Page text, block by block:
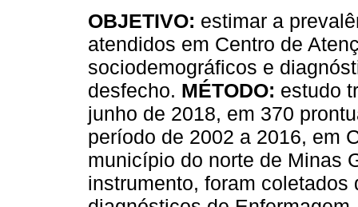
OBJETIVO: estimar a
atendidos em Centro de
sociodemográficos e
desfecho. MÉTODO: estudo
junho de 2018, em 370
período de 2002 a 2016, em
município do norte de Minas
instrumento, foram